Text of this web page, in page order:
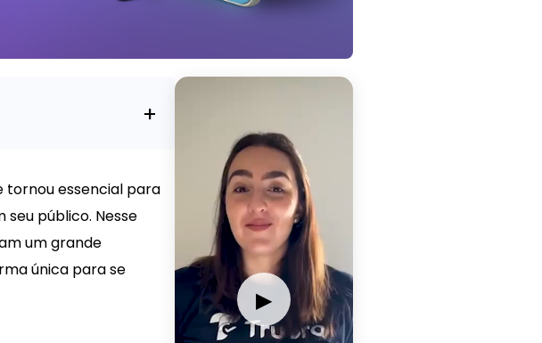
tornou essencial para
público. Nesse
um grande
única para se
▶